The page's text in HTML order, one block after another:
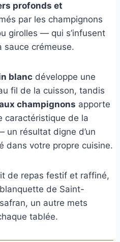
profonds et
par les champignons
girolles — qui s’infusent
sauce crémeuse.
blanc développe une
fil de la cuisson, tandis
champignons apporte
caractéristique de la
un résultat digne d’un
dans votre propre cuisine.
de repas festif et raffiné,
de Saint-
un autre mets
tablée.